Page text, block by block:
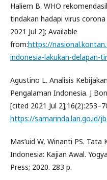
Haliem B. WHO
tindakan hadapi virus
2021 Jul 2]; Available
from:https://
indonesia-lakukan-delapan-
Agustino L. Analisis
Pengalaman Indonesia. J
[cited 2021 Jul
https://samarinda.lan.go.id/
Mas’uid W, Winanti PS.
Indonesia: Kajian Awal.
Press; 2020. 283 p.